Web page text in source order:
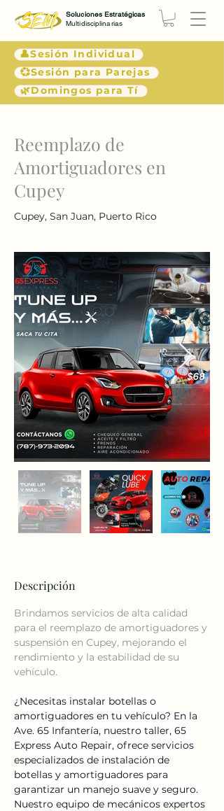
👤Sesión Individual
💞Sesión para Parejas
🌿Domingos para Tí
Soluciones Estratégicas
Multidisciplinarias
< Atrás
Reemplazo de
Amortiguadores en
Cupey
Cupey, San Juan, Puerto Rico
Descripción
Brindamos servicios de alta calidad
para el reemplazo de amortiguadores y
suspensión en Cupey, mejorando el
rendimiento y la estabilidad de su
vehículo.
¿Necesitas instalar botellas o
amortiguadores en tu vehículo? En la
Ave. 65 Infantería, nuestro taller, 65
Express Auto Repair, ofrece servicios
especializados de instalación de
botellas y amortiguadores para
garantizar un manejo suave y seguro.
Nuestro equipo de mecánicos expertos